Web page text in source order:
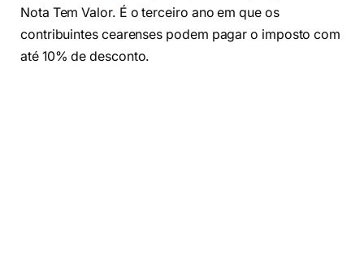
Nota Tem Valor. É o terceiro ano em que os
contribuintes cearenses podem pagar o imposto com
até 10% de desconto.